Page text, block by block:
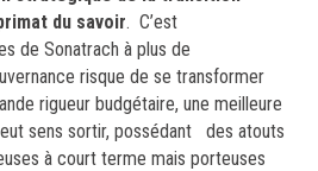
du savoir. C’est
de Sonatrach à plus de
risque de se transformer
rigueur budgétaire, une meilleure
sens sortir, possédant des atouts
à court terme mais porteuses